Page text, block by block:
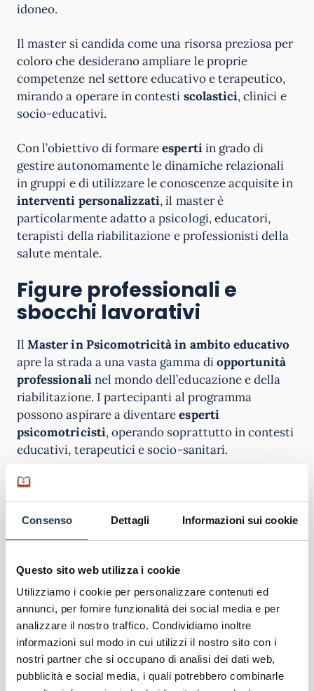
Consenso Dettagli Informazioni sui cookie
Questo sito web utilizza i cookie
Utilizziamo i cookie per personalizzare contenuti ed
annunci, per fornire funzionalità dei social media e per
analizzare il nostro traffico. Condividiamo inoltre
informazioni sul modo in cui utilizzi il nostro sito con i
nostri partner che si occupano di analisi dei dati web,
pubblicità e social media, i quali potrebbero combinarle
idoneo.
Il master si candida come una risorsa preziosa per
coloro che desiderano ampliare le proprie
competenze nel settore educativo e terapeutico,
mirando a operare in contesti scolastici, clinici e
socio-educativi.
Con l’obiettivo di formareespertiin grado di
gestire autonomamente le dinamiche relazionali
in gruppi e di utilizzare le conoscenze acquisite in
interventi personalizzati, il master è
particolarmente adatto a psicologi, educatori,
terapisti della riabilitazione e professionisti della
salute mentale.
Figure professionali e
sbocchi lavorativi
IlMaster in Psicomotricità in ambito educativo
apre la strada a una vasta gamma diopportunità
professionalinel mondo dell’educazione e della
riabilitazione. I partecipanti al programma
possono aspirare a diventareesperti
psicomotricisti, operando soprattutto in contesti
educativi, terapeutici e socio-sanitari.
Questi professionisti sono in grado di lavorare in
team multidisciplinariall’interno di scuole,
istituti di riabilitazione e centri di supporto
psicologico, fornendo assistenza a bambini e
Le competenze acquisite permettono di ricoprire
ruoli chiave comeeducatori specializzati,
consulenti per progetti di intervento
psicomotorio ecoordinatori di attività di
sviluppo psicofisico.